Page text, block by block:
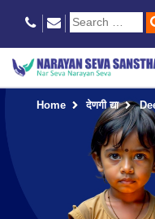
Home देणगी द्या